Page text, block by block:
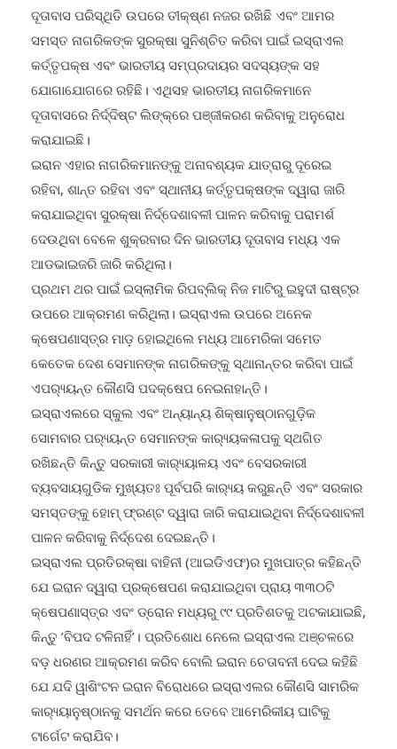
ଦୂତାବାସ ପରିସ୍ଥିତି ଉପରେ ତୀକ୍ଷ୍ଣ ନଜର ରଖିଛି ଏବଂ ଆମର
ସମସ୍ତ ନାଗରିକଙ୍କ ସୁରକ୍ଷା ସୁନିଶ୍ଚିତ କରିବା ପାଇଁ ଇସ୍ରାଏଲ
କର୍ତ୍ତୃପକ୍ଷ ଏବଂ ଭାରତୀୟ ସମ୍ପ୍ରଦାୟର ସଦସ୍ୟଙ୍କ ସହ
ଯୋଗାଯୋଗରେ ରହିଛି। ଏଥିସହ ଭାରତୀୟ ନାଗରିକମାନେ
ଦୂତାବାସରେ ନିର୍ଦ୍ଦିଷ୍ଟ ଲିଙ୍କ୍ରେ ପଞ୍ଜୀକରଣ କରିବାକୁ ଅନୁରୋଧ
କରାଯାଇଛି।
ଇରାନ ଏହାର ନାଗରିକମାନଙ୍କୁ ଅନାବଶ୍ୟକ ଯାତ୍ରାରୁ ଦୂରେଇ
ରହିବା, ଶାନ୍ତ ରହିବା ଏବଂ ସ୍ଥାନୀୟ କର୍ତ୍ତୃପକ୍ଷଙ୍କ ଦ୍ୱାରା ଜାରି
କରାଯାଇଥିବା ସୁରକ୍ଷା ନିର୍ଦ୍ଦେଶାବଳୀ ପାଳନ କରିବାକୁ ପରାମର୍ଶ
ଦେଉଥିବା ବେଳେ ଶୁକ୍ରବାର ଦିନ ଭାରତୀୟ ଦୂତାବାସ ମଧ୍ୟ ଏକ
ଆଡଭାଇଜରି ଜାରି କରିଥିଲା।
ପ୍ରଥମ ଥର ପାଇଁ ଇସ୍ଲାମିକ ରିପବ୍ଲିକ୍ ନିଜ ମାଟିରୁ ଇହୁଦୀ ରାଷ୍ଟ୍ର
ଉପରେ ଆକ୍ରମଣ କରିଥିଲା। ଇସ୍ରାଏଲ ଉପରେ ଅନେକ
କ୍ଷେପଣାସ୍ତ୍ର ମାଡ଼ ହୋଇଥିଲେ ମଧ୍ୟ ଆମେରିକା ସମେତ
କେତେକ ଦେଶ ସେମାନଙ୍କ ନାଗରିକଙ୍କୁ ସ୍ଥାନାନ୍ତର କରିବା ପାଇଁ
ଏପର‌୍ୟ୍ୟନ୍ତ କୌଣସି ପଦକ୍ଷେପ ନେଇନାହାନ୍ତି।
ଇସ୍ରାଏଲରେ ସ୍କୁଲ ଏବଂ ଅନ୍ୟାନ୍ୟ ଶିକ୍ଷାନୁଷ୍ଠାନଗୁଡ଼ିକ
ସୋମବାର ପର‌୍ୟ୍ୟନ୍ତ ସେମାନଙ୍କ କାର‌୍ୟ୍ୟକଳାପକୁ ସ୍ଥଗିତ
ରଖିଛନ୍ତି କିନ୍ତୁ ସରକାରୀ କାର‌୍ୟ୍ୟାଳୟ ଏବଂ ବେସରକାରୀ
ବ୍ୟବସାୟଗୁଡିକ ମୁଖ୍ୟତଃ ପୂର୍ବପରି କାର‌୍ୟ୍ୟ କରୁଛନ୍ତି ଏବଂ ସରକାର
ସମସ୍ତଙ୍କୁ ହୋମ୍ ଫ୍ରଣ୍ଟ ଦ୍ୱାରା ଜାରି କରାଯାଇଥିବା ନିର୍ଦ୍ଦେଶାବଳୀ
ପାଳନ କରିବାକୁ ନିର୍ଦ୍ଦେଶ ଦେଇଛନ୍ତି।
ଇସ୍ରାଏଲ ପ୍ରତିରକ୍ଷା ବାହିନୀ (ଆଇଡିଏଫ)ର ମୁଖପାତ୍ର କହିଛନ୍ତି
ଯେ ଇରାନ ଦ୍ୱାରା ପ୍ରକ୍ଷେପଣ କରାଯାଇଥିବା ପ୍ରାୟ ୩୩୦ଟି
କ୍ଷେପଣାସ୍ତ୍ର ଏବଂ ଡ୍ରୋନ ମଧ୍ୟରୁ ୯୯ ପ୍ରତିଶତକୁ ଅଟକାଯାଇଛି,
କିନ୍ତୁ ’ବିପଦ ଟଳିନାହିଁ’। ପ୍ରତିଶୋଧ ନେଲେ ଇସ୍ରାଏଲ ଅଞ୍ଚଳରେ
ବଡ଼ ଧରଣର ଆକ୍ରମଣ କରିବ ବୋଲି ଇରାନ ଚେତାବନୀ ଦେଇ କହିଛି
ଯେ ଯଦି ୱାଶିଂଟନ ଇରାନ ବିରୋଧରେ ଇସ୍ରାଏଲର କୌଣସି ସାମରିକ
କାର‌୍ୟ୍ୟାନୁଷ୍ଠାନକୁ ସମର୍ଥନ କରେ ତେବେ ଆମେରିକୀୟ ଘାଟିକୁ
ଟାର୍ଗେଟ କରାଯିବ।